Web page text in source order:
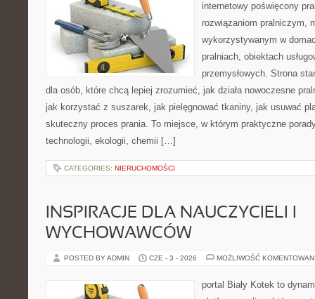
internetowy poświęcony
rozwiązaniom pralniczym,
wykorzystywanym w
pralniach, obiektach
przemysłowych. Strona
dla osób, które chcą lepiej zrozumieć, jak działa nowoczesne
jak korzystać z suszarek, jak pielęgnować tkaniny, jak usuwać
skuteczny proces prania. To miejsce, w którym praktyczne
technologii, ekologii, chemii […]
CATEGORIES: NIERUCHOMOŚCI
INSPIRACJE DLA NAUCZYCIELI I
WYCHOWAWCÓW
POSTED BY ADMIN CZE - 3 - 2026 MOŻLIWOŚĆ
portal Biały Kotek to